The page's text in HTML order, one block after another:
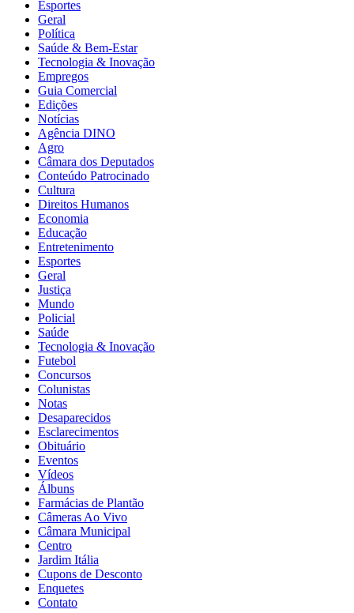
Esportes
Geral
Política
Saúde & Bem-Estar
Tecnologia & Inovação
Empregos
Guia Comercial
Edições
Notícias
Agência DINO
Agro
Câmara dos Deputados
Conteúdo Patrocinado
Cultura
Direitos Humanos
Economia
Educação
Entretenimento
Esportes
Geral
Justiça
Mundo
Policial
Saúde
Tecnologia & Inovação
Futebol
Concursos
Colunistas
Notas
Desaparecidos
Esclarecimentos
Obituário
Eventos
Vídeos
Álbuns
Farmácias de Plantão
Câmeras Ao Vivo
Câmara Municipal
Centro
Jardim Itália
Cupons de Desconto
Enquetes
Contato